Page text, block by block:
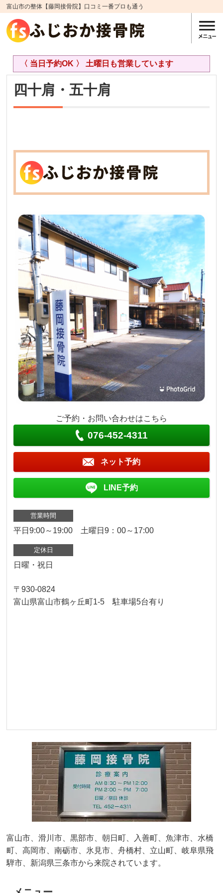
富山市の整体【藤岡接骨院】口コミ一番プロも通う
〈 当日予約OK 〉 土曜日も営業しています
四十肩・五十肩
ご予約・お問い合わせはこちら
076-452-4311
ネット予約
LINE予約
営業時間
平日9:00～19:00 土曜日9：00～17:00
定休日
日曜・祝日
〒930-0824
富山県富山市鶴ヶ丘町1-5 駐車場5台有り
富山市、滑川市、黒部市、朝日町、入善町、魚津市、水橋
町、高岡市、南砺市、氷見市、舟橋村、立山町、岐阜県飛
騨市、新潟県三条市から来院されています。